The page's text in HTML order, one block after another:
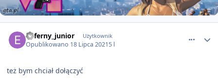
Enferny_junior Użytkownik
Opublikowano 18 Lipca 20215 l
też bym chciał dołączyć